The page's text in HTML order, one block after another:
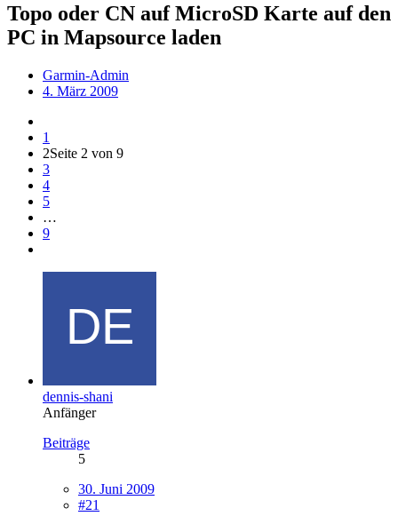
Topo oder CN auf MicroSD Karte auf den
PC in Mapsource laden
Garmin-Admin
4. März 2009
1
2Seite 2 von 9
3
4
5
…
9
dennis-shani
Anfänger
Beiträge
5
30. Juni 2009
#21